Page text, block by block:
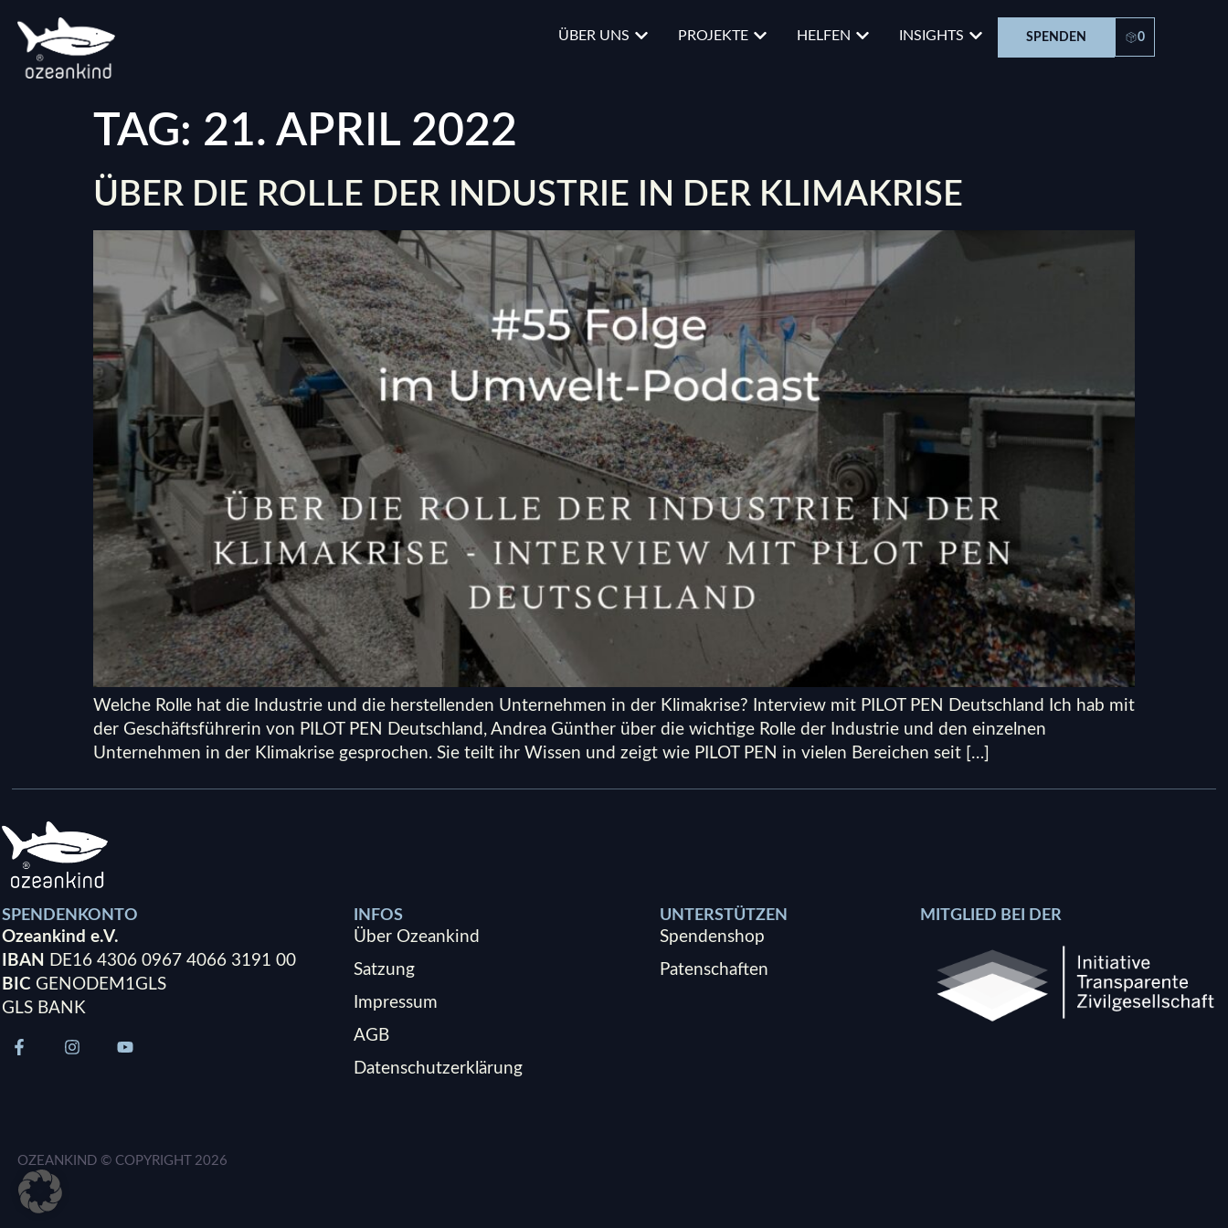
ÜBER UNS PROJEKTE HELFEN INSIGHTS SPENDEN 0
TAG: 21. APRIL 2022
ÜBER DIE ROLLE DER INDUSTRIE IN DER KLIMAKRISE
Welche Rolle hat die Industrie und die herstellenden Unternehmen in der Klimakrise? Interview mit PILOT PEN Deutschland Ich hab mit
der Geschäftsführerin von PILOT PEN Deutschland, Andrea Günther über die wichtige Rolle der Industrie und den einzelnen
Unternehmen in der Klimakrise gesprochen. Sie teilt ihr Wissen und zeigt wie PILOT PEN in vielen Bereichen seit […]
SPENDENKONTO
Ozeankind e.V.
IBAN
DE16 4306 0967 4066 3191 00
BIC GENODEM1GLS
GLS BANK
INFOS
Über Ozeankind
Satzung
Impressum
AGB
Datenschutzerklärung
UNTERSTÜTZEN
Spendenshop
Patenschaften
MITGLIED BEI DER
OZEANKIND © COPYRIGHT 2026